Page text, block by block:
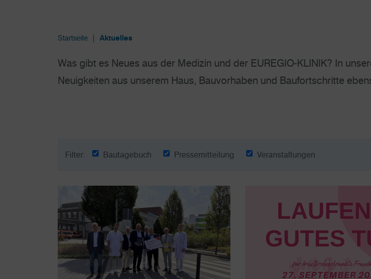
Startseite Aktuelles
Was gibt es Neues aus der Medizin und der EUREGIO-KLINIK? In
Neuigkeiten aus unserem Haus, Bauvorhaben und Baufortschritte
Filter: Bautagebuch Pressemitteilung Veranstaltungen